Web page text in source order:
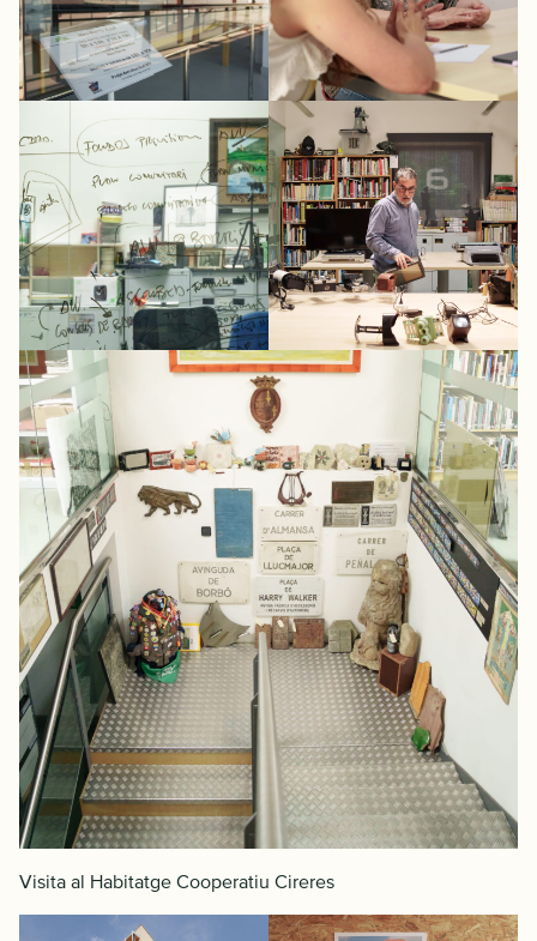
Visita al Habitatge Cooperatiu Cireres